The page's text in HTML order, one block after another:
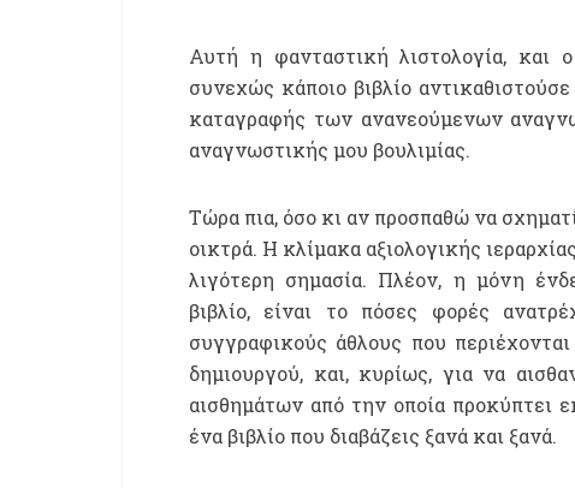
Αυτή η φανταστική λιστολογία, και
συνεχώς κάποιο βιβλίο
καταγραφής των ανανεούμενων
αναγνωστικής μου βουλιμίας.
Τώρα πια, όσο κι αν προσπαθώ να
οικτρά. Η κλίμακα αξιολογικής
λιγότερη σημασία. Πλέον, η μόνη
βιβλίο, είναι το πόσες φορές
συγγραφικούς άθλους που
δημιουργού, και, κυρίως, για να
αισθημάτων από την οποία προκύπτει
ένα βιβλίο που διαβάζεις ξανά και ξανά.